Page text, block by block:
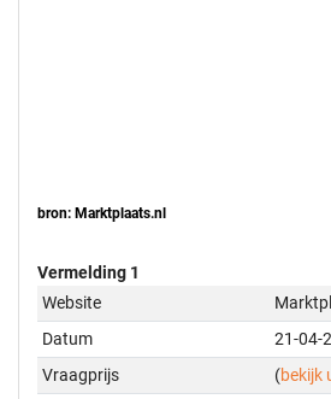
bron: Marktplaats.nl
Vermelding 1
Website
Datum
21-04-
Vraagprijs
(bekijk